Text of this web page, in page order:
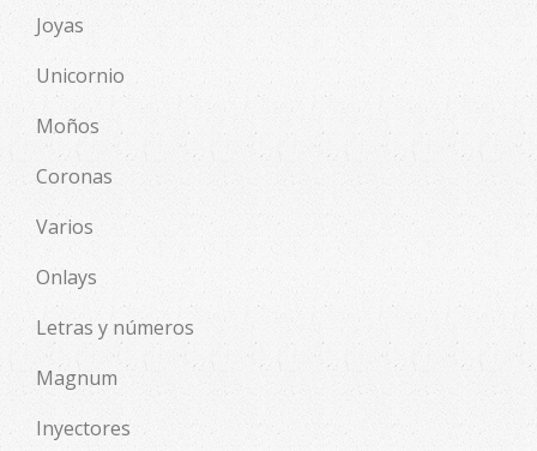
Joyas
Unicornio
Moños
Coronas
Varios
Onlays
Letras y números
Magnum
Inyectores